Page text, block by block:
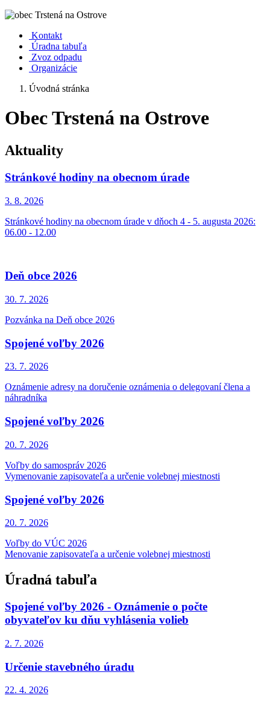
Kontakt
Úradna tabuľa
Zvoz odpadu
Organizácie
Úvodná stránka
Obec Trstená na Ostrove
Aktuality
Stránkové hodiny na obecnom úrade
3. 8. 2026
Stránkové hodiny na obecnom úrade v dňoch 4 - 5. augusta 2026:
06.00 - 12.00
Deň obce 2026
30. 7. 2026
Pozvánka na Deň obce 2026
Spojené voľby 2026
23. 7. 2026
Oznámenie adresy na doručenie oznámenia o delegovaní člena a
náhradníka
Spojené voľby 2026
20. 7. 2026
Voľby do samospráv 2026
Vymenovanie zapisovateľa a určenie volebnej miestnosti
Spojené voľby 2026
20. 7. 2026
Voľby do VÚC 2026
Menovanie zapisovateľa a určenie volebnej miestnosti
Úradná tabuľa
Spojené voľby 2026 - Oznámenie o počte
obyvateľov ku dňu vyhlásenia volieb
2. 7. 2026
Určenie stavebného úradu
22. 4. 2026